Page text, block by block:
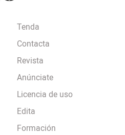
Tenda
Contacta
Revista
Anúnciate
Licencia de uso
Edita
Formación